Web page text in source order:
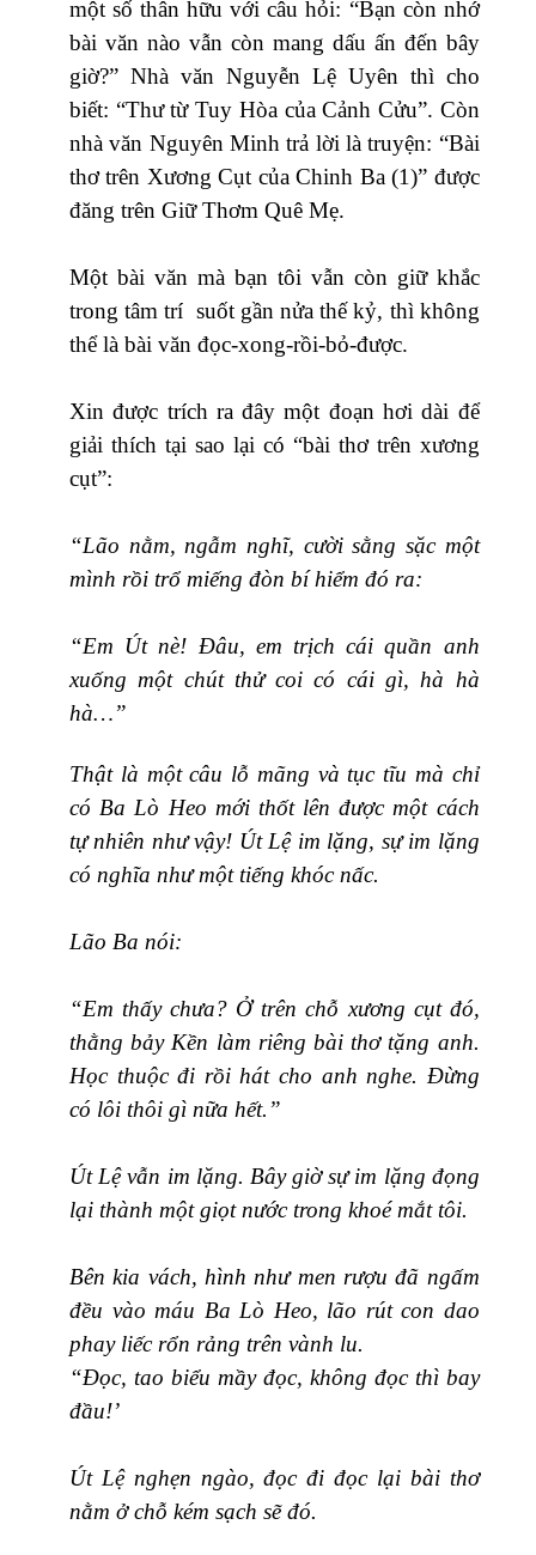
một số thân hữu với câu hỏi: “Bạn còn nhớ
bài văn nào vẫn còn mang dấu ấn đến bây
giờ?” Nhà văn Nguyễn Lệ Uyên thì cho
biết: “Thư từ Tuy Hòa của Cảnh Cửu”. Còn
nhà văn Nguyên Minh trả lời là truyện: “Bài
thơ trên Xương Cụt của Chinh Ba (1)” được
đăng trên Giữ Thơm Quê Mẹ.
Một bài văn mà bạn tôi vẫn còn giữ khắc
trong tâm trí suốt gần nửa thế kỷ, thì không
thể là bài văn đọc-xong-rồi-bỏ-được.
Xin được trích ra đây một đoạn hơi dài để
giải thích tại sao lại có “bài thơ trên xương
cụt”:
“Lão nằm, ngẫm nghĩ, cười sằng sặc một
mình rồi trổ miếng đòn bí hiểm đó ra:
“Em Út nè! Đâu, em trịch cái quần anh
xuống một chút thử coi có cái gì, hà hà
hà…”
Thật là một câu lỗ mãng và tục tĩu mà chỉ
có Ba Lò Heo mới thốt lên được một cách
tự nhiên như vậy! Út Lệ im lặng, sự im lặng
có nghĩa như một tiếng khóc nấc.
Lão Ba nói:
“Em thấy chưa? Ở trên chỗ xương cụt đó,
thằng bảy Kền làm riêng bài thơ tặng anh.
Học thuộc đi rồi hát cho anh nghe. Đừng
có lôi thôi gì nữa hết.”
Út Lệ vẫn im lặng. Bây giờ sự im lặng đọng
lại thành một giọt nước trong khoé mắt tôi.
Bên kia vách, hình như men rượu đã ngấm
đều vào máu Ba Lò Heo, lão rút con dao
phay liếc rổn rảng trên vành lu.
“Đọc, tao biểu mầy đọc, không đọc thì bay
đầu!’
Út Lệ nghẹn ngào, đọc đi đọc lại bài thơ
nằm ở chỗ kém sạch sẽ đó.